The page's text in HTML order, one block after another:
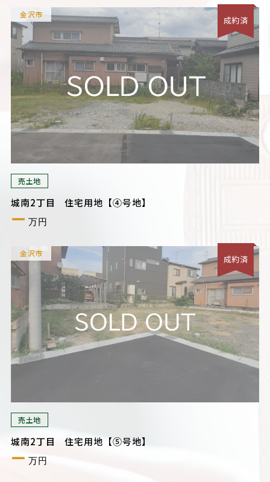
金沢市
成約済
売土地
城南2丁目 住宅用地【④号地】
ー 万円
金沢市
成約済
売土地
城南2丁目 住宅用地【⑤号地】
ー 万円